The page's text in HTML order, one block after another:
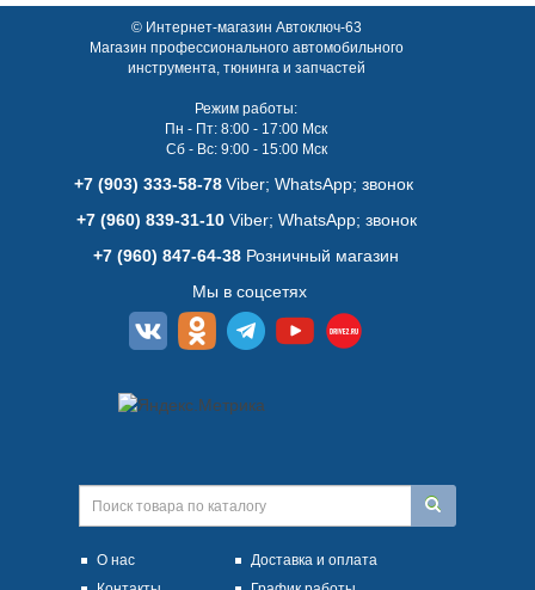
© Интернет-магазин Автоключ-63
Магазин профессионального автомобильного
инструмента, тюнинга и запчастей
Режим работы:
Пн - Пт: 8:00 - 17:00 Мск
Сб - Вс: 9:00 - 15:00 Мск
+7 (903) 333-58-78 Viber; WhatsАpp; звонок
+7 (960) 839-31-10Viber; WhatsАpp; звонок
+7 (960) 847-64-38 Розничный магазин
Мы в соцсетях
О нас
Доставка и оплата